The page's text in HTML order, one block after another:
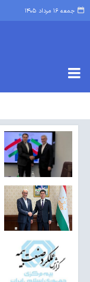
جمعه ۱۶ مرداد ۱۴۰۵